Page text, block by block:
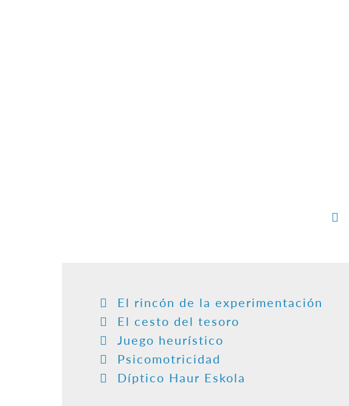
El rincón de la experimentación
El cesto del tesoro
Juego heurístico
Psicomotricidad
Díptico Haur Eskola